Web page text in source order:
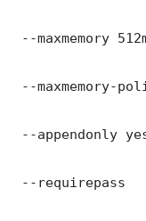
--maxmemory
--maxmemory-
--appendonly
--requirepass